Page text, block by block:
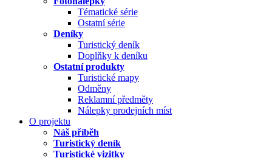
Tématické série
Ostatní série
Deníky
Turistický deník
Doplňky k deníku
Ostatní produkty
Turistické mapy
Odměny
Reklamní předměty
Nálepky prodejních míst
O projektu
Náš příběh
Turistický deník
Turistické vizitky